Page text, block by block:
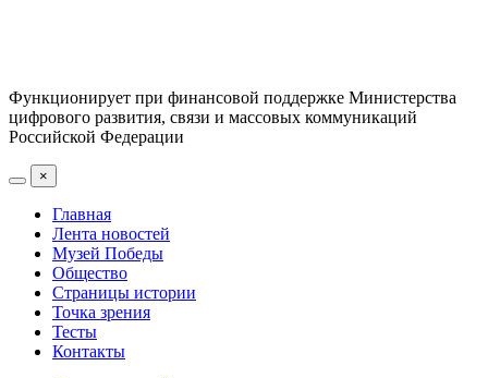
Функционирует при финансовой поддержке Министерства
цифрового развития, связи и массовых коммуникаций
Российской Федерации
×
Главная
Лента новостей
Музей Победы
Общество
Страницы истории
Точка зрения
Тесты
Контакты